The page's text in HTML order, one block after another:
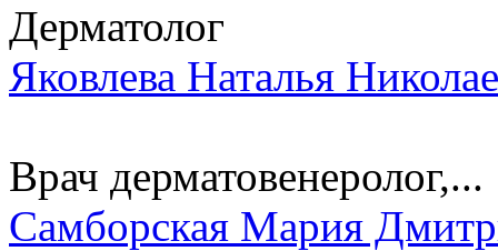
Дерматолог
Яковлева Наталья
Врач дерматовенеролог,...
Самборская Мария